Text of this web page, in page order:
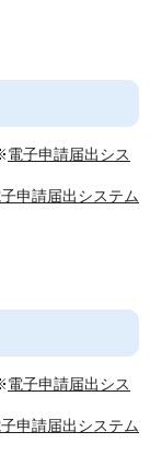
電子申請届出シス
申請届出システム
電子申請届出シス
申請届出システム